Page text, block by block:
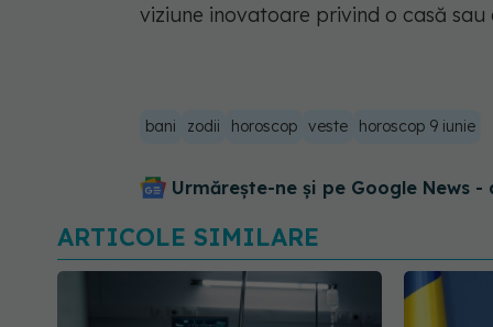
viziune inovatoare privind o casă
bani zodii horoscop veste horoscop 9 iunie
Urmărește-ne și pe Google News -
ARTICOLE SIMILARE